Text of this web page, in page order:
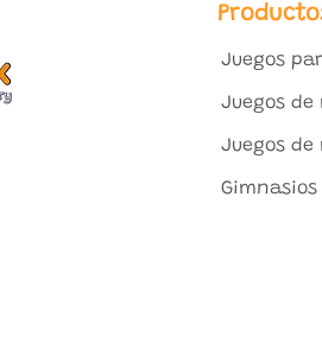
Juegos
Juegos de
Juegos